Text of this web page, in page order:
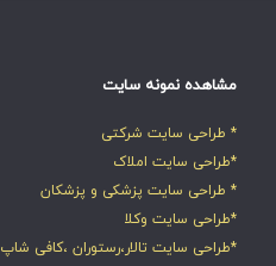
مشاهده نمونه سایت
* طراحی سایت شرکتی
*طراحی سایت املاک
* طراحی سایت پزشکی و پزشکان
*طراحی سایت وکلا
*طراحی سایت تالار،رستوران ،کافی شاپ